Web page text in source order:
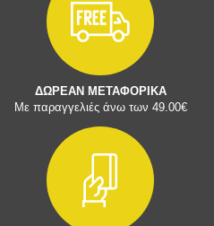
ΔΩΡΕΑΝ ΜΕΤΑΦΟΡΙΚΑ
Με παραγγελιές άνω των 49.00€